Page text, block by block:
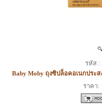
รหัส :
Baby Moby ถุงซิปล็อคอเนกประ
ราคา: